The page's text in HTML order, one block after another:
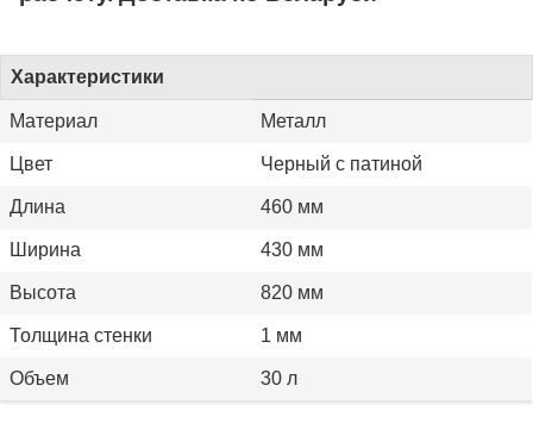
Характеристики
Материал Металл
Цвет Черный с патиной
Длина 460 мм
Ширина 430 мм
Высота 820 мм
Толщина стенки 1 мм
Объем 30 л